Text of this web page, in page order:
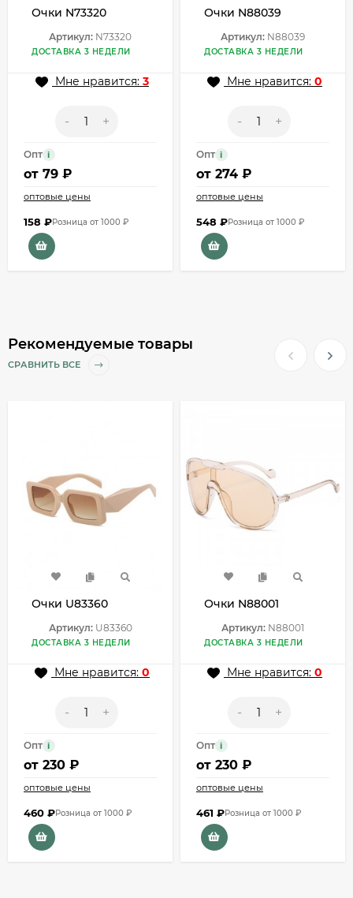
Очки N73320
Артикул: N73320
ДОСТАВКА 3 НЕДЕЛИ
Мне нравится: 3
- +
Опт i
от 79 ₽
оптовые цены
158 ₽Розница от 1000 ₽
Очки N88039
Артикул: N88039
ДОСТАВКА 3 НЕДЕЛИ
Мне нравится: 0
- +
Опт i
от 274 ₽
оптовые цены
548 ₽Розница от 1000 ₽
Рекомендуемые товары
СРАВНИТЬ ВСЕ
Очки U83360
Артикул:U83360
ДОСТАВКА 3 НЕДЕЛИ
Мне нравится: 0
- +
Опт i
от 230 ₽
оптовые цены
460 ₽Розница от 1000 ₽
Очки N88001
Артикул: N88001
ДОСТАВКА 3 НЕДЕЛИ
Мне нравится: 0
- +
Опт i
от 230 ₽
оптовые цены
461 ₽Розница от 1000 ₽